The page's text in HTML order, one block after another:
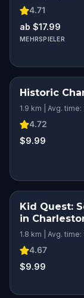
4.71
ab $17.99
MEHRSPIELER
Historic
1.9 km | Avg. time:
4.72
$9.99
Kid Quest:
in
1.8 km | Avg. time:
4.67
$9.99